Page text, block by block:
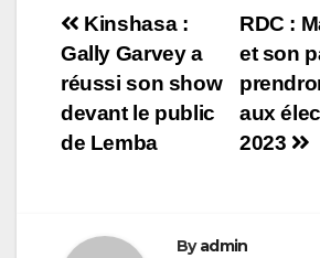
Navigation
de
l’article
RDC :
et son
aux
2023
Kinshasa :
Gally Garvey a
réussi son show
devant le public
de Lemba
Byadmin